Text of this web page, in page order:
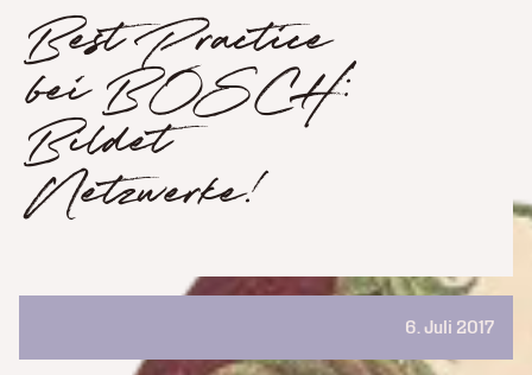
Best Practice
bei BOSCH:
Bildet
Netzwerke!
6. Juli 2017